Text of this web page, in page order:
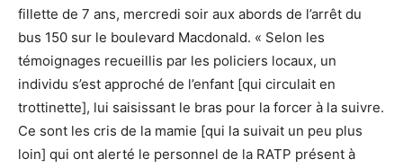
fillette de 7 ans, mercredi soir aux abords de l’arrêt du
bus 150 sur le boulevard Macdonald. « Selon les
témoignages recueillis par les policiers locaux, un
individu s’est approché de l’enfant [qui circulait en
trottinette], lui saisissant le bras pour la forcer à la suivre.
Ce sont les cris de la mamie [qui la suivait un peu plus
loin] qui ont alerté le personnel de la RATP présent à